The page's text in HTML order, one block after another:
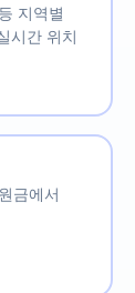
지역별
시간 위치
금에서